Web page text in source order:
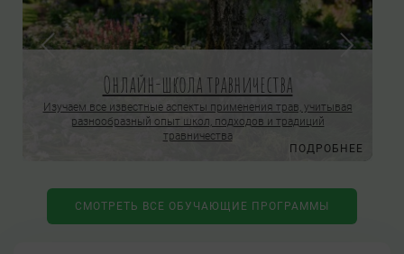
Онлайн-школа травничества
Изучаем все известные аспекты применения трав, учитывая
разнообразный опыт школ, подходов и традиций
травничества
ПОДРОБНЕЕ
СМОТРЕТЬ ВСЕ ОБУЧАЮЩИЕ ПРОГРАММЫ